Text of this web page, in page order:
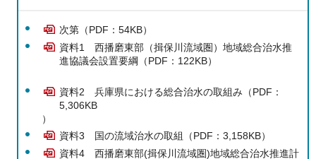
次第（PDF：54KB）
資料1 西播磨東部（揖保川流域圏）地域総合治水推
進協議会設置要綱（PDF：122KB）
資料2 兵庫県における総合治水の取組み（PDF：
5,306KB
）
資料3 国の流域治水の取組（PDF：3,158KB）
資料4 西播磨東部(揖保川流域圏)地域総合治水推進計